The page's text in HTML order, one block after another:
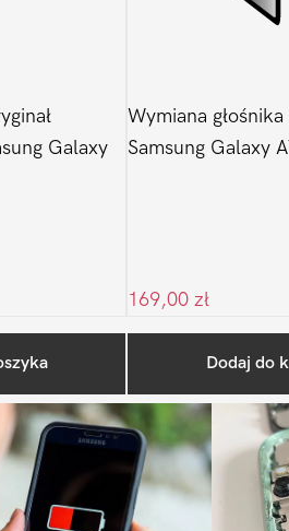
Galaxy
Wymiana
Samsung Galaxy
169,00 zł
Dodaj do